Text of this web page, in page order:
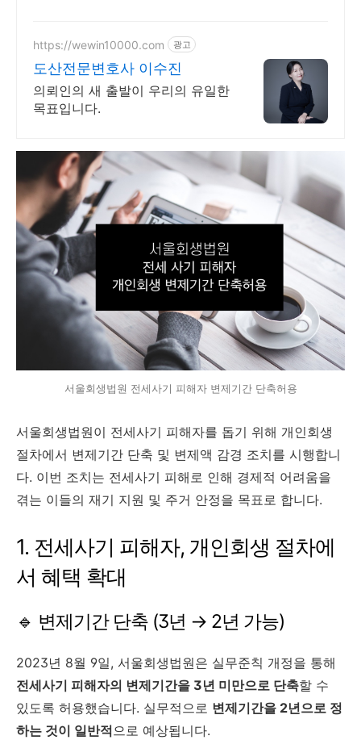
https://wewin10000.com 광고
도산전문변호사 이수진
의뢰인의 새 출발이 우리의 유일한
목표입니다.
서울회생법원 전세사기 피해자 변제기간 단축허용
서울회생법원이 전세사기 피해자를 돕기 위해 개인회생
절차에서 변제기간 단축 및 변제액 감경 조치를 시행합니
다. 이번 조치는 전세사기 피해로 인해 경제적 어려움을
겪는 이들의 재기 지원 및 주거 안정을 목표로 합니다.
1. 전세사기 피해자, 개인회생 절차에
서 혜택 확대
🔹 변제기간 단축 (3년 → 2년 가능)
2023년 8월 9일, 서울회생법원은 실무준칙 개정을 통해
전세사기 피해자의 변제기간을 3년 미만으로 단축할 수
있도록 허용했습니다. 실무적으로 변제기간을 2년으로 정
하는 것이 일반적으로 예상됩니다.